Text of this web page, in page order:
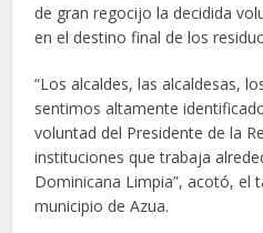
de gran regocijo la decidida
en el destino final de los
“Los alcaldes, las alcaldesas,
sentimos altamente
voluntad del Presidente de la
instituciones que trabaja
Dominicana Limpia”, acotó, el
municipio de Azua.